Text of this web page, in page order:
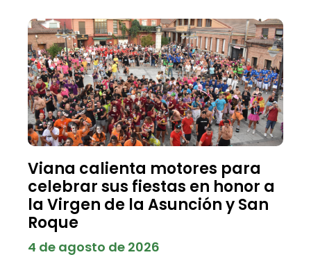
Viana calienta motores para
celebrar sus fiestas en honor a
la Virgen de la Asunción y San
Roque
4 de agosto de 2026